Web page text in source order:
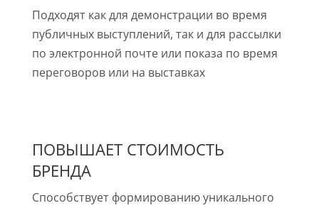
Подходят как для демонстрации во время
публичных выступлений, так и для рассылки
по электронной почте или показа по время
переговоров или на выставках
ПОВЫШАЕТ СТОИМОСТЬ
БРЕНДА
Способствует формированию уникального